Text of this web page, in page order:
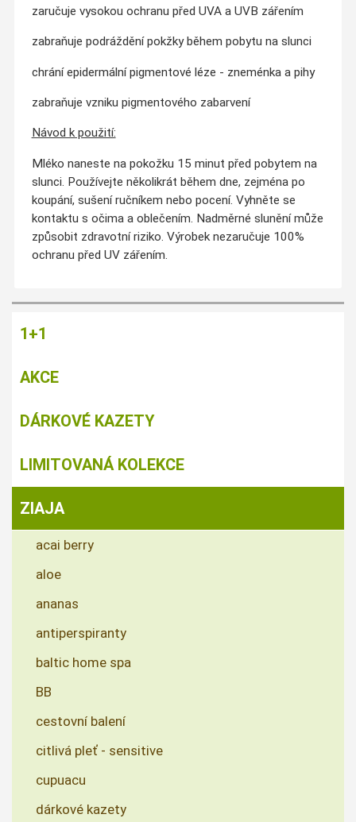
zaručuje vysokou ochranu před UVA a UVB zářením
zabraňuje podráždění pokžky během pobytu na slunci
chrání epidermální pigmentové léze - zneménka a pihy
zabraňuje vzniku pigmentového zabarvení
Návod k použití:
Mléko naneste na pokožku 15 minut před pobytem na
slunci. Používejte několikrát během dne, zejména po
koupání, sušení ručníkem nebo pocení. Vyhněte se
kontaktu s očima a oblečením. Nadměrné slunění může
způsobit zdravotní riziko. Výrobek nezaručuje 100%
ochranu před UV zářením.
1+1
AKCE
DÁRKOVÉ KAZETY
LIMITOVANÁ KOLEKCE
ZIAJA
acai berry
aloe
ananas
antiperspiranty
baltic home spa
BB
cestovní balení
citlivá pleť - sensitive
cupuacu
dárkové kazety